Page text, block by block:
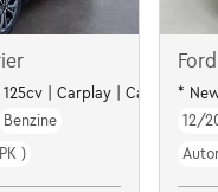
| Carplay | Caméra |
Benzine
)
*
12/